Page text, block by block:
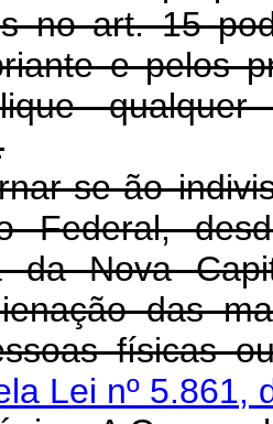
no art. 15
e pelos
se-ão
Federal,
da Nova
das
físicas
Lei nº 5.861,